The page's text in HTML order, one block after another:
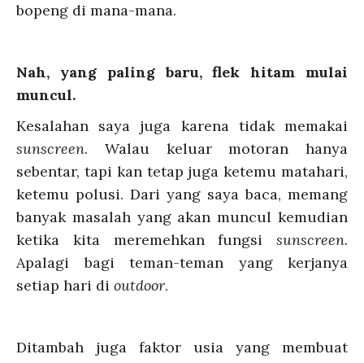
bopeng di mana-mana.
Nah, yang paling baru, flek hitam mulai
muncul.
Kesalahan saya juga karena tidak memakai
sunscreen. Walau keluar motoran hanya
sebentar, tapi kan tetap juga ketemu matahari,
ketemu polusi. Dari yang saya baca, memang
banyak masalah yang akan muncul kemudian
ketika kita meremehkan fungsi sunscreen.
Apalagi bagi teman-teman yang kerjanya
setiap hari di outdoor.
Ditambah juga faktor usia yang membuat